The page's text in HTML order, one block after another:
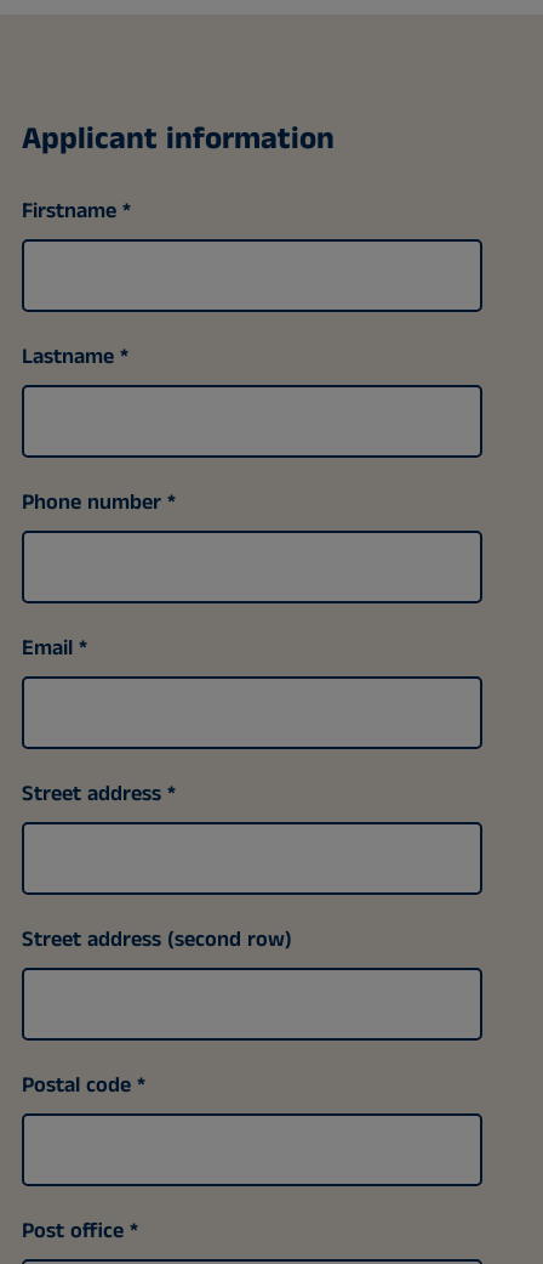
Applicant information
Firstname
Lastname
Phone number
Email
Street address
Street address (second row)
Postal code
Post office